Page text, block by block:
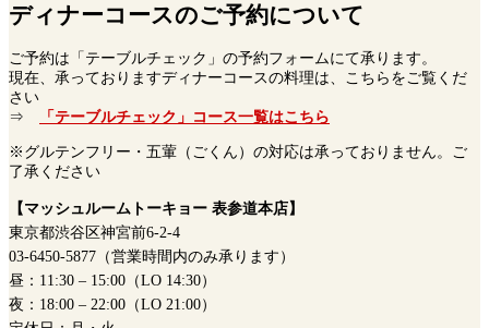
ディナーコースのご予約について
ご予約は「テーブルチェック」の予約フォームにて承ります。
現在、承っておりますディナーコースの料理は、こちらをご覧くだ
さい
⇒
「テーブルチェック」コース一覧はこちら
※グルテンフリー・五葷（ごくん）の対応は承っておりません。ご
了承ください
【マッシュルームトーキョー 表参道本店】
東京都渋谷区神宮前6-2-4
03-6450-5877（営業時間内のみ承ります）
昼：11:30 – 15:00（LO 14:30）
夜：18:00 – 22:00（LO 21:00）